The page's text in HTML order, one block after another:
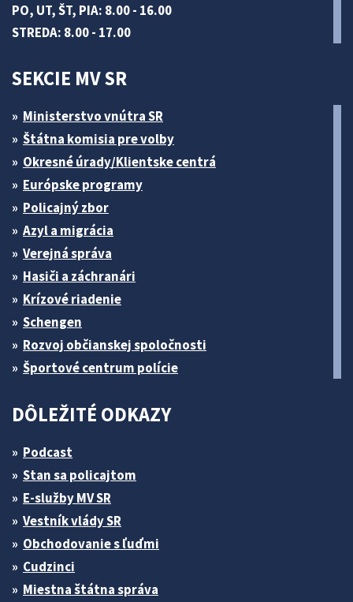
PO, UT, ŠT, PIA: 8.00 - 16.00
STREDA: 8.00 - 17.00
SEKCIE MV SR
Ministerstvo vnútra SR
Štátna komisia pre volby
Okresné úrady/Klientske centrá
Európske programy
Policajný zbor
Azyl a migrácia
Verejná správa
Hasiči a záchranári
Krízové riadenie
Schengen
Rozvoj občianskej spoločnosti
Športové centrum polície
DÔLEŽITÉ ODKAZY
Podcast
Stan sa policajtom
E-služby MV SR
Vestník vlády SR
Obchodovanie s ľuďmi
Cudzinci
Miestna štátna správa